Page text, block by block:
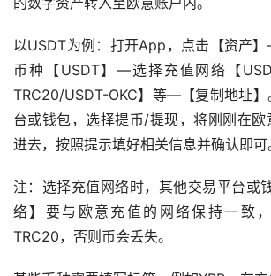
以USDT为例：打开App，点击【资产
币种【USDT】—选择充值网络【
TRC20/USDT-OKC】等—【复制地址】
台或钱包，选择提币/提现，将刚刚在
进去，按照提示填好相关信息并确认即可
注：选择充值网络时，其他交易平台或
络】要与欧意充值的网络保持一致
TRC20，否则币会丢失。